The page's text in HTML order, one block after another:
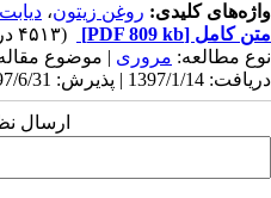
واژه‌های کلیدی: روغن زیتون، دیابت
متن کامل [PDF 809 kb]
(۴۵۱۳ دریافت)
نوع مطالعه: مروری | موضوع
دریافت: 1397/1/14 | پذیرش: 1397/6/31 | انتشار: 1397/7/30
ارسال